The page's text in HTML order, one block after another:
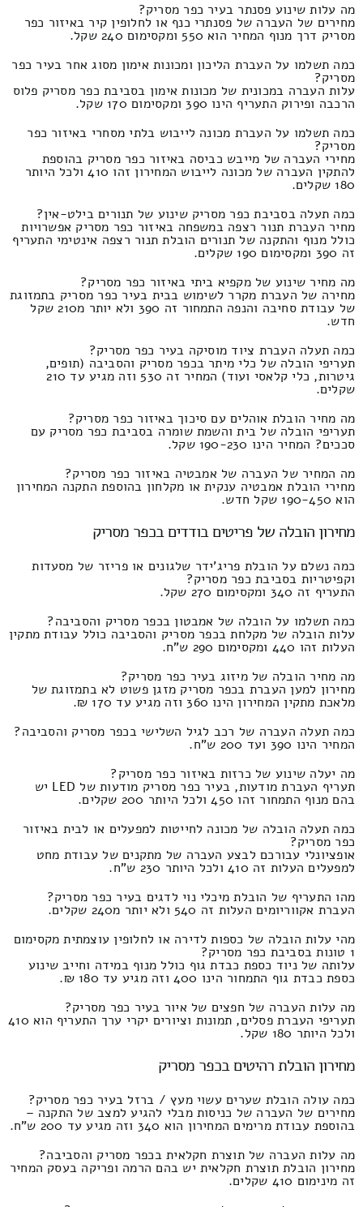
מה עלות שינוע פסנתר בעיר כפר מסריק?
מחירים של העברה של פסנתרי כנף או לחלופין קיר באיזור כפר
מסריק דרך מנוף המחיר הוא 550 ומקסימום 240 שקל.
כמה תשלמו על העברת הליכון ומכונות אימון מסוג אחר בעיר כפר
מסריק?
עלות העברה במכונית של מכונות אימון בסביבת כפר מסריק פלוס
הרכבה ופירוק התעריף הינו 390 ומקסימום 170 שקל.
כמה תשלמו על העברת מכונה לייבוש בלתי מסחרי באיזור כפר
מסריק?
מחירי העברה של מייבש כביסה באיזור כפר מסריק בהוספת
להתקין העברה של מכונה לייבוש המחירון זהו 410 ולכל היותר
180 שקלים.
כמה תעלה בסביבת כפר מסריק שינוע של תנורים בילט-אין?
מחיר העברת תנור רצפה במשפחה באיזור כפר מסריק אפשרויות
כולל מנוף והתקנה של תנורים הובלת תנור רצפה אינטימי התעריף
זה 390 ומקסימום 190 שקלים.
מה מחיר שינוע של מקפיא ביתי באיזור כפר מסריק?
מחירה של העברת מקרר לשימוש בבית בעיר כפר מסריק בתמזוגת
של עבודת סחיבה והנפה התמחור זה 390 ולא יותר מ210 שקל
חדש.
כמה תעלה העברת ציוד מוסיקה בעיר כפר מסריק?
תעריפי הובלה של כלי מיתר בכפר מסריק והסביבה (תופים,
גיטרות, כלי קלאסי ועוד) המחיר זה 530 וזה מגיע עד 210
שקלים.
מה מחיר הובלת אוהלים עם סיכוך באיזור כפר מסריק?
תעריפי הובלה של בית והשמת שומרה בסביבת כפר מסריק עם
סככים? המחיר הינו 190-230 שקל.
מה המחיר של העברה של אמבטיה באיזור כפר מסריק?
מחירי הובלת אמבטיה ענקית או מקלחון בהוספת התקנה המחירון
הוא 190-450 שקל חדש.
מחירון הובלה של פריטים בודדים בכפר מסריק
כמה נשלם על הובלת פריג'ידר שלגונים או פריזר של מסעדות
וקפיטריות בסביבת כפר מסריק?
התעריף זה 340 ומקסימום 270 שקל.
כמה תשלמו על הובלה של אמבטון בכפר מסריק והסביבה?
עלות הובלה של מקלחת בכפר מסריק והסביבה כולל עבודת מתקין
העלות זהו 440 ומקסימום 290 ש"ח.
מה מחיר הובלה של מיזוג בעיר כפר מסריק?
מחירון למען העברת בכפר מסריק מזגן פשוט לא בתמזוגת של
מלאכת מתקין המחירון הינו 360 וזה מגיע עד 170 ₪.
כמה תעלה העברה של רכב לגיל השלישי בכפר מסריק והסביבה?
המחיר הינו 390 ועד 200 ש"ח.
מה יעלה שינוע של כרזות באיזור כפר מסריק?
תעריף העברת מודעות, בעיר כפר מסריק מודעות של LED יש
בהם מנוף התמחור זהו 450 ולכל היותר 200 שקלים.
כמה תעלה הובלה של מכונה לחייטות למפעלים או לבית באיזור
כפר מסריק?
אופציונלי עבורכם לבצע העברה של מתקנים של עבודת מחט
למפעלים העלות זה 410 ולכל היותר 230 ש"ח.
מהו התעריף של הובלת מיכלי נוי לדגים בעיר כפר מסריק?
העברת אקווריומים העלות זה 540 ולא יותר מ240 שקלים.
מהי עלות הובלה של כספות לדירה או לחלופין עוצמתית מקסימום
1 טונות בסביבת כפר מסריק?
עלותה של ניוד כספת כבדת גוף כולל מנוף במידה וחייב שינוע
כספת כבדת גוף התמחור הינו 400 וזה מגיע עד 180 ₪.
מה עלות העברה של חפצים של איור בעיר כפר מסריק?
תעריפי העברת פסלים, תמונות וציורים יקרי ערך התעריף הוא 410
ולכל היותר 180 שקל.
מחירון הובלת רהיטים בכפר מסריק
כמה עולה הובלת שערים עשוי מעץ / ברזל בעיר כפר מסריק?
מחירים של העברה של כניסות מבלי להגיע למצב של התקנה –
בהוספת עבודת מרימים המחירון הוא 340 וזה מגיע עד 200 ש"ח.
מה עלות העברה של תוצרת חקלאית בכפר מסריק והסביבה?
מחירון הובלת תוצרת חקלאית יש בהם הרמה ופריקה בעסק המחיר
זה מינימום 410 שקלים.